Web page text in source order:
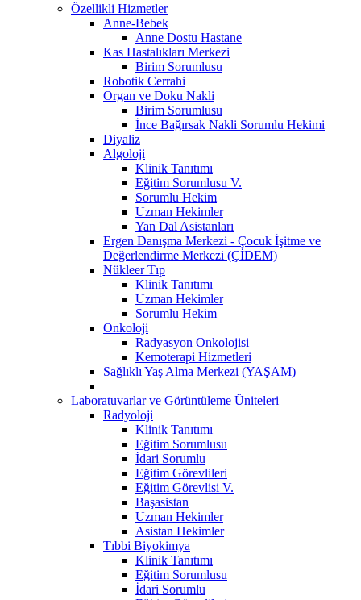
Özellikli Hizmetler
Anne-Bebek
Anne Dostu Hastane
Kas Hastalıkları Merkezi
Birim Sorumlusu
Robotik Cerrahi
Organ ve Doku Nakli
Birim Sorumlusu
İnce Bağırsak Nakli Sorumlu Hekimi
Diyaliz
Algoloji
Klinik Tanıtımı
Eğitim Sorumlusu V.
Sorumlu Hekim
Uzman Hekimler
Yan Dal Asistanları
Ergen Danışma Merkezi - Çocuk İşitme ve
Değerlendirme Merkezi (ÇİDEM)
Nükleer Tıp
Klinik Tanıtımı
Uzman Hekimler
Sorumlu Hekim
Onkoloji
Radyasyon Onkolojisi
Kemoterapi Hizmetleri
Sağlıklı Yaş Alma Merkezi (YAŞAM)
Laboratuvarlar ve Görüntüleme Üniteleri
Radyoloji
Klinik Tanıtımı
Eğitim Sorumlusu
İdari Sorumlu
Eğitim Görevlileri
Eğitim Görevlisi V.
Başasistan
Uzman Hekimler
Asistan Hekimler
Tıbbi Biyokimya
Klinik Tanıtımı
Eğitim Sorumlusu
İdari Sorumlu